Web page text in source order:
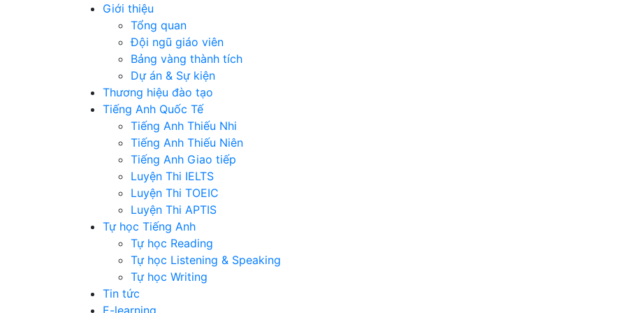
Giới thiệu
Tổng quan
Đội ngũ giáo viên
Bảng vàng thành tích
Dự án & Sự kiện
Thương hiệu đào tạo
Tiếng Anh Quốc Tế
Tiếng Anh Thiếu Nhi
Tiếng Anh Thiếu Niên
Tiếng Anh Giao tiếp
Luyện Thi IELTS
Luyện Thi TOEIC
Luyện Thi APTIS
Tự học Tiếng Anh
Tự học Reading
Tự học Listening & Speaking
Tự học Writing
Tin tức
E-learning